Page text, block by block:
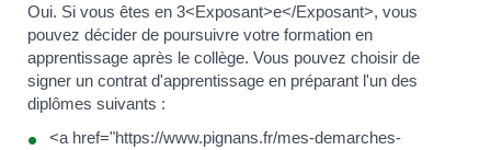
Oui. Si vous êtes en 3<Exposant>e</Exposant>, vous
pouvez décider de poursuivre votre formation en
apprentissage après le collège. Vous pouvez choisir de
signer un contrat d'apprentissage en préparant l'un des
diplômes suivants :
<a href="https://www.pignans.fr/mes-demarches-